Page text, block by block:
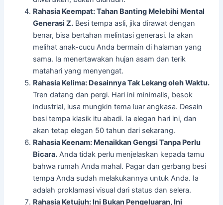
Rahasia Keempat: Tahan Banting Melebihi Mental
Generasi Z. Besi tempa asli, jika dirawat dengan
benar, bisa bertahan melintasi generasi. Ia akan
melihat anak-cucu Anda bermain di halaman yang
sama. Ia menertawakan hujan asam dan terik
matahari yang menyengat.
Rahasia Kelima: Desainnya Tak Lekang oleh Waktu.
Tren datang dan pergi. Hari ini minimalis, besok
industrial, lusa mungkin tema luar angkasa. Desain
besi tempa klasik itu abadi. Ia elegan hari ini, dan
akan tetap elegan 50 tahun dari sekarang.
Rahasia Keenam: Menaikkan Gengsi Tanpa Perlu
Bicara. Anda tidak perlu menjelaskan kepada tamu
bahwa rumah Anda mahal. Pagar dan gerbang besi
tempa Anda sudah melakukannya untuk Anda. Ia
adalah proklamasi visual dari status dan selera.
Rahasia Ketujuh: Ini Bukan Pengeluaran, Ini